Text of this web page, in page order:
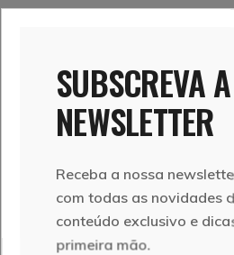
SUBSCREVA
NEWSLETTER
Receba a nossa
com todas as novidades
conteúdo exclusivo e
primeira mão.